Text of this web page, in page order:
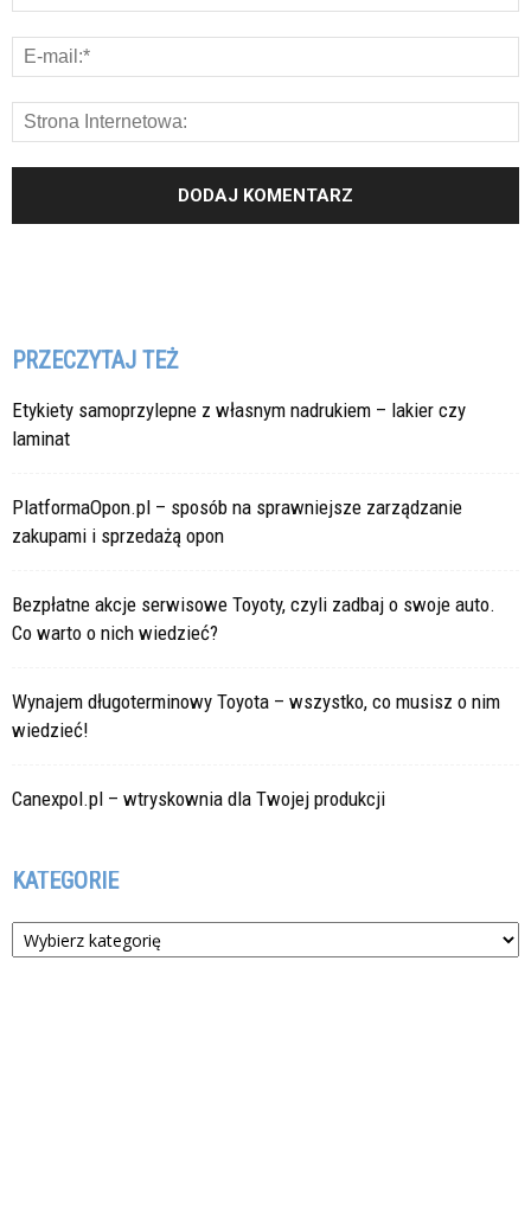
PRZECZYTAJ TEŻ
Etykiety samoprzylepne z własnym nadrukiem – lakier czy
laminat
PlatformaOpon.pl – sposób na sprawniejsze zarządzanie
zakupami i sprzedażą opon
Bezpłatne akcje serwisowe Toyoty, czyli zadbaj o swoje auto.
Co warto o nich wiedzieć?
Wynajem długoterminowy Toyota – wszystko, co musisz o nim
wiedzieć!
Canexpol.pl – wtryskownia dla Twojej produkcji
KATEGORIE
Kategorie